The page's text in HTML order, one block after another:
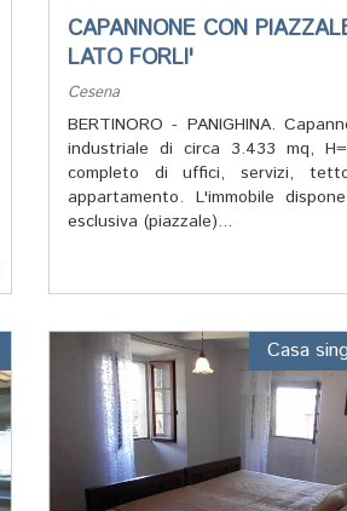
CAPANNONE CON
LATO FORLI'
Cesena
BERTINORO - PANIGHINA.
industriale di circa 3.433 mq,
completo di uffici, servizi,
appartamento. L'immobile
esclusiva (piazzale)...
Casa